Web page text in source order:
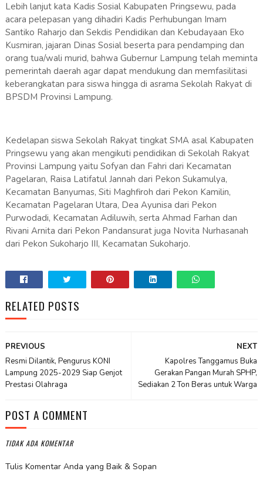
Lebih lanjut kata Kadis Sosial Kabupaten Pringsewu, pada
acara pelepasan yang dihadiri Kadis Perhubungan Imam
Santiko Raharjo dan Sekdis Pendidikan dan Kebudayaan Eko
Kusmiran, jajaran Dinas Sosial beserta para pendamping dan
orang tua/wali murid, bahwa Gubernur Lampung telah meminta
pemerintah daerah agar dapat mendukung dan memfasilitasi
keberangkatan para siswa hingga di asrama Sekolah Rakyat di
BPSDM Provinsi Lampung.
Kedelapan siswa Sekolah Rakyat tingkat SMA asal Kabupaten
Pringsewu yang akan mengikuti pendidikan di Sekolah Rakyat
Provinsi Lampung yaitu Sofyan dan Fahri dari Kecamatan
Pagelaran, Raisa Latifatul Jannah dari Pekon Sukamulya,
Kecamatan Banyumas, Siti Maghfiroh dari Pekon Kamilin,
Kecamatan Pagelaran Utara, Dea Ayunisa dari Pekon
Purwodadi, Kecamatan Adiluwih, serta Ahmad Farhan dan
Rivani Arnita dari Pekon Pandansurat juga Novita Nurhasanah
dari Pekon Sukoharjo III, Kecamatan Sukoharjo.
RELATED POSTS
NEXT
Kapolres Tanggamus Buka
Gerakan Pangan Murah SPHP,
Sediakan 2 Ton Beras untuk Warga
PREVIOUS
Resmi Dilantik, Pengurus KONI
Lampung 2025-2029 Siap Genjot
Prestasi Olahraga
POST A COMMENT
TIDAK ADA KOMENTAR
Tulis Komentar Anda yang Baik & Sopan